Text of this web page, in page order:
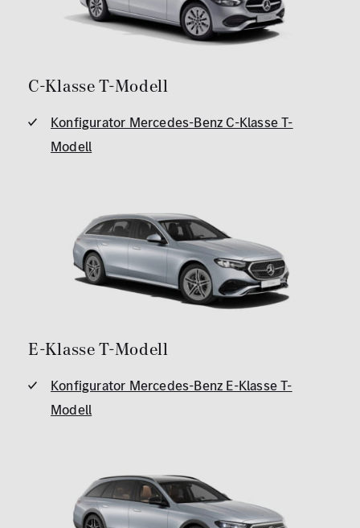
C-Klasse T-Modell
Konfigurator Mercedes-Benz C-Klasse T-
Modell
E-Klasse T-Modell
Konfigurator Mercedes-Benz E-Klasse T-
Modell